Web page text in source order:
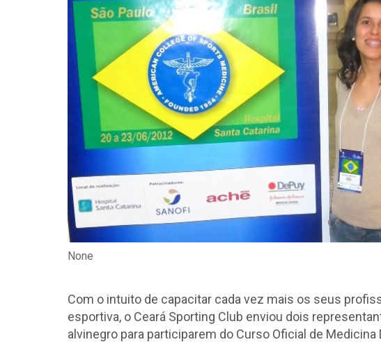
None
Com o intuito de capacitar cada vez mais os seus
esportiva, o Ceará Sporting Club enviou dois
alvinegro para participarem do Curso Oficial de